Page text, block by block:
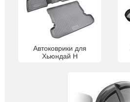
Автоковрики для
Хьюндай H